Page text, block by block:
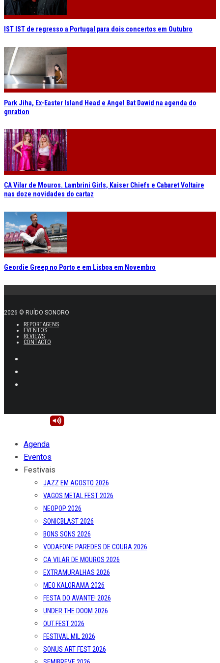
IST IST de regresso a Portugal para dois concertos em Outubro
Park Jiha, Ex-Easter Island Head e Angel Bat Dawid na agenda do
gnration
CA Vilar de Mouros. Lambrini Girls, Kaiser Chiefs e Cabaret Voltaire
nas doze novidades do cartaz
Geordie Greep no Porto e em Lisboa em Novembro
2026 © RUÍDO SONORO
REPORTAGENS
EVENTOS
REVIEWS
CONTACTO
Agenda
Eventos
Festivais
JAZZ EM AGOSTO 2026
VAGOS METAL FEST 2026
NEOPOP 2026
SONICBLAST 2026
BONS SONS 2026
VODAFONE PAREDES DE COURA 2026
CA VILAR DE MOUROS 2026
EXTRAMURALHAS 2026
MEO KALORAMA 2026
FESTA DO AVANTE! 2026
UNDER THE DOOM 2026
OUT.FEST 2026
FESTIVAL MIL 2026
SONUS ART FEST 2026